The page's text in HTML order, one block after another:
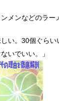
メンなどのラー
い。30個ぐら
いでいい。」